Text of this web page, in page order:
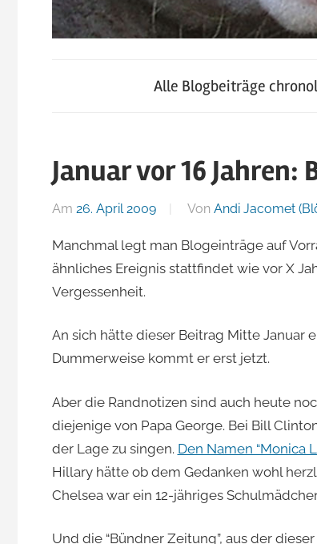
JacoBlök
der
Blog
von
Andi
Jacomet
skigebiete.ch
Alle Blogbeiträge
Januar vor 16
Am 26. April 2009 Von Andi Jacomet
Manchmal legt man Blogeinträge auf
ähnliches Ereignis stattfindet wie vor X
Vergessenheit.
An sich hätte dieser Beitrag Mitte Januar
Dummerweise kommt er erst jetzt.
Aber die Randnotizen sind auch heute
diejenige von Papa George. Bei Bill
der Lage zu singen. Den Namen “Monica
Hillary hätte ob dem Gedanken wohl
Chelsea war ein 12-jähriges
Und die “Bündner Zeitung”, aus der